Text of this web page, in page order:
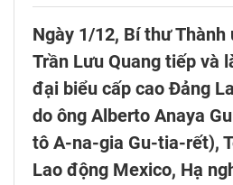
Ngày 1/12, Bí thư Thành
Trần Lưu Quang tiếp và
đại biểu cấp cao Đảng
do ông Alberto Anaya
tô A-na-gia Gu-tia-rết),
Lao động Mexico, Hạ